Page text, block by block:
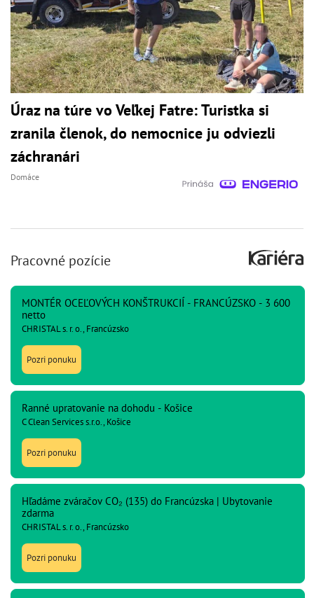
Úraz na túre vo Veľkej Fatre: Turistka si
zranila členok, do nemocnice ju odviezli
záchranári
Domáce
Pracovné pozície
MONTÉR OCEĽOVÝCH KONŠTRUKCIÍ - FRANCÚZSKO - 3 600
netto
CHRISTAL s. r. o., Francúzsko
Pozri ponuku
Ranné upratovanie na dohodu - Košice
C Clean Services s.r.o., Košice
Pozri ponuku
Hľadáme zváračov CO₂ (135) do Francúzska | Ubytovanie
zdarma
CHRISTAL s. r. o., Francúzsko
Pozri ponuku